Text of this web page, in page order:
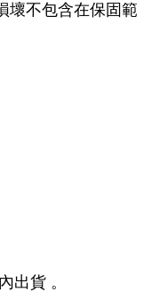
壞不包含在保固範
出貨 。